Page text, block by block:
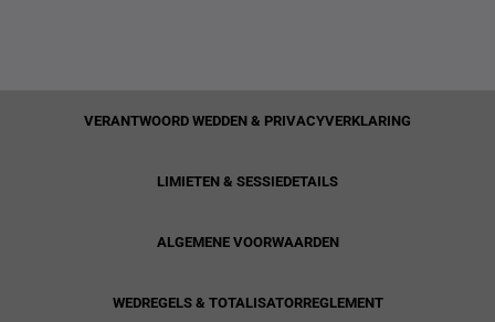
VERANTWOORD WEDDEN & PRIVACYVERKLARING
LIMIETEN & SESSIEDETAILS
ALGEMENE VOORWAARDEN
WEDREGELS & TOTALISATORREGLEMENT